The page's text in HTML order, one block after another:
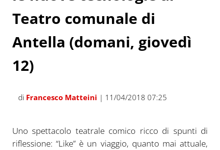
Teatro comunale di
Antella (domani, giovedì
12)
di Francesco Matteini | 11/04/2018 07:25
Uno spettacolo teatrale comico ricco di spunti di
riflessione: “Like” è un viaggio, quanto mai attuale,